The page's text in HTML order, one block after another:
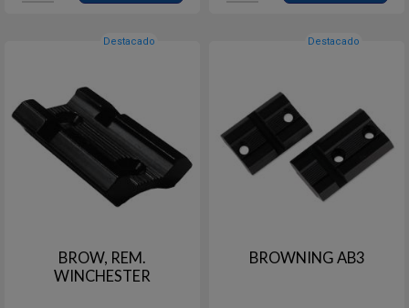
Destacado
BROW, REM.
WINCHESTER
Destacado
BROWNING AB3